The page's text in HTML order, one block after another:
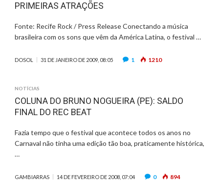
PRIMEIRAS ATRAÇÕES
Fonte: Recife Rock / Press Release Conectando a música
brasileira com os sons que vêm da América Latina, o festival …
DOSOL 31 DE JANEIRO DE 2009, 08:05 1 1210
NOTÍCIAS
COLUNA DO BRUNO NOGUEIRA (PE): SALDO
FINAL DO REC BEAT
Fazia tempo que o festival que acontece todos os anos no
Carnaval não tinha uma edição tão boa, praticamente histórica,
…
GAMBIARRAS 14 DE FEVEREIRO DE 2008, 07:04 0 894